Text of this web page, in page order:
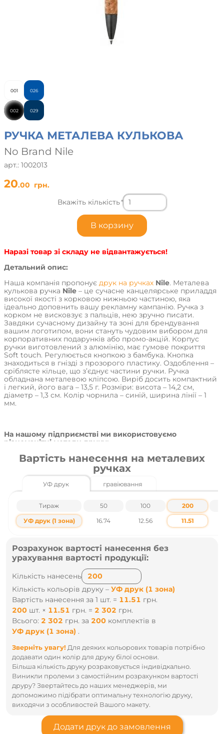
001
002
026
029
РУЧКА МЕТАЛЕВА КУЛЬКОВА
No Brand Nile
арт.: 1002013
20.00 грн.
Вкажіть кількість*
Наразі товар зі складу не відвантажується!
Детальний опис:
Наша компанія пропонує друк на ручках Nile. Металева
кулькова ручка Nile – це сучасне канцелярське приладдя
високої якості з корковою нижньою частиною, яка
ідеально доповнить вашу рекламну кампанію. Ручка з
корком не висковзує з пальців, нею зручно писати.
Завдяки сучасному дизайну та зоні для брендування
вашим логотипом, вони стануть чудовим вибором для
корпоративних подарунків або промо-акцій. Корпус
ручки виготовлений з алюмінію, має гумове покриття
Soft touch. Регулюється кнопкою з бамбука. Кнопка
знаходиться в гнізді з прозорого пластику. Оздоблення –
сріблясте кільце, що з’єднує частини ручки. Ручка
обладнана металевою кліпсою. Виріб досить компактний
і легкий, його вага – 13,5 г. Розміри: висота – 14,2 см,
діаметр – 1,3 см. Колір чорнила – синій, ширина лінії – 1
мм.
На нашому підприємстві ми використовуємо
різноманітні методи друку:
Тамподрук
УФ Друк
Граівювання та інші.
Детальніше про друк на ручках
Характеристики товару
Габарити - ø 1.3 х 14.2 см
Матеріали - алюміній, корок, гума
Грип - Корковий
Механізм - Кнопковий
Вага ~, кг - 0.01
Індивідуальна упаковка - п/п пакет
Маленька упаковка - 50
Велика упаковка - 1 000
Розмір коробки, см - 32 x 45 x 38
Ціни вказані без урахування ПДВ.
Наявність і ціни уточнюйте у наших менеджерів по тел
.: +38 095 931 76 31
В корзину
Вартість нанесення на металевих
ручках
УФ друк гравіювання
Тираж 50 100 200
УФ друк (1 зона)
16.74 12.56 11.51
Розрахунок вартості нанесення без
урахування вартості продукції:
Кількість нанесень
Кількість кольорів друку – УФ друк (1 зона)
Вартість нанесення за 1 шт. = 11.51 грн.
200 шт. × 11.51 грн. = 2 302 грн.
Всього: 2 302 грн. за 200 комплектів в
УФ друк (1 зона) .
Зверніть увагу! Для деяких кольорових товарів потрібно
додавати один колір для друку білої основи.
Більша кількість друку розраховується індивідкально.
Виникли пролеми з самостійним розрахунком вартості
друру? Звертайтесь до наших менеджерів, ми
допоможимо підібрати оптимальну технологію друку,
виходячи з особливостей Вашого макету.
Додати друк до замовлення